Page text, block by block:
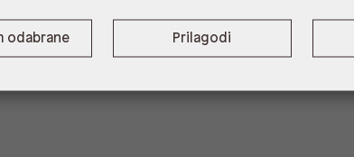
odabrane Prilagodi